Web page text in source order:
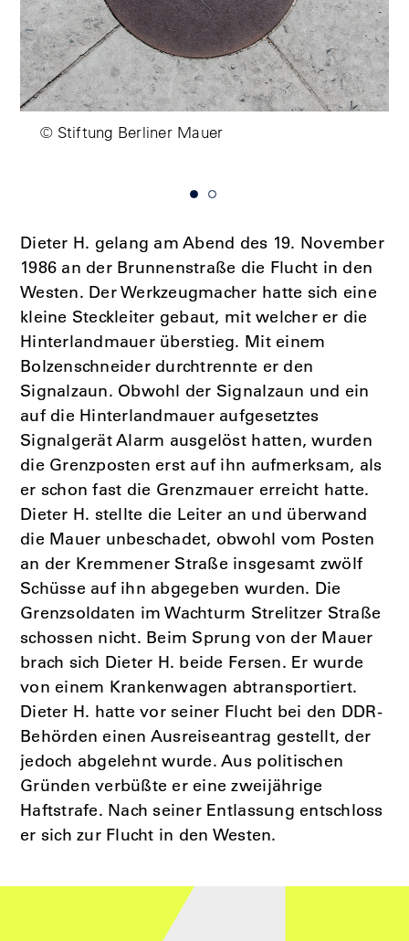
© Stiftung Berliner Mauer
Dieter H. gelang am Abend des 19. November
1986 an der Brunnenstraße die Flucht in den
Westen. Der Werkzeugmacher hatte sich eine
kleine Steckleiter gebaut, mit welcher er die
Hinterlandmauer überstieg. Mit einem
Bolzenschneider durchtrennte er den
Signalzaun. Obwohl der Signalzaun und ein
auf die Hinterlandmauer aufgesetztes
Signalgerät Alarm ausgelöst hatten, wurden
die Grenzposten erst auf ihn aufmerksam, als
er schon fast die Grenzmauer erreicht hatte.
Dieter H. stellte die Leiter an und überwand
die Mauer unbeschadet, obwohl vom Posten
an der Kremmener Straße insgesamt zwölf
Schüsse auf ihn abgegeben wurden. Die
Grenzsoldaten im Wachturm Strelitzer Straße
schossen nicht. Beim Sprung von der Mauer
brach sich Dieter H. beide Fersen. Er wurde
von einem Krankenwagen abtransportiert.
Dieter H. hatte vor seiner Flucht bei den DDR­-
Behörden einen Ausreiseantrag gestellt, der
jedoch abgelehnt wurde. Aus politischen
Gründen verbüßte er eine zweijährige
Haftstrafe. Nach seiner Entlassung entschloss
er sich zur Flucht in den Westen.